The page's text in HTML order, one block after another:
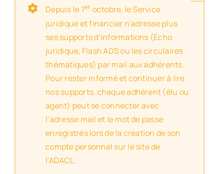
Depuis le 1er octobre, le Service
juridique et financier n’adresse plus
ses supports d’informations (Echo
juridique, Flash ADS ou les circulaires
thématiques) par mail aux adhérents.
Pour rester informé et continuer à lire
nos supports, chaque adhérent (élu ou
agent) peut se connecter avec
l’adresse mail et le mot de passe
enregistrés lors de la création de son
compte personnel sur le site de
l’ADACL.